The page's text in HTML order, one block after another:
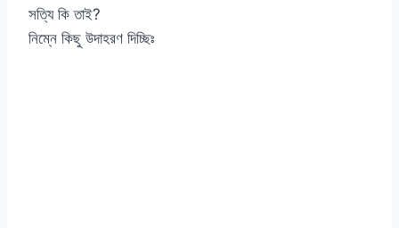
সত্যি কি তাই?
নিম্নে কিছু উদাহরণ দিচ্ছিঃ